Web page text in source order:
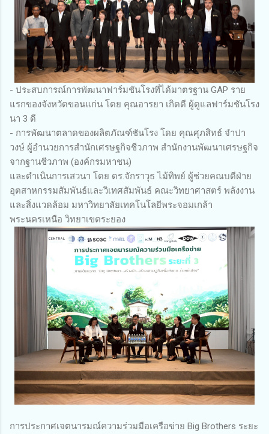
- ประสบการณ์การพัฒนาฟาร์มชันโรงที่ได้มาตรฐาน GAP ราย
แรกของจังหวัดขอนแก่น โดย คุณอารยา เกิดดี ผู้ดูแลฟาร์มชันโรง
นา 3 ดี
- การพัฒนาตลาดของผลิตภัณฑ์ชันโรง โดย คุณศุภสิทธ์ จำปา
วงษ์ ผู้อำนวยการสำนักเศรษฐกิจชีวภาพ สำนักงานพัฒนาเศรษฐกิจ
จากฐานชีวภาพ (องค์กรมหาชน)
และดำเนินการเสวนา โดย ดร.จักราวุธ ไม้ทิพย์ ผู้ช่วยคณบดีฝ่าย
อุตสาหกรรมสัมพันธ์และวิเทศสัมพันธ์ คณะวิทยาศาสตร์ พลังงาน
และสิ่งแวดล้อม มหาวิทยาลัยเทคโนโลยีพระจอมเกล้า
พระนครเหนือ วิทยาเขตระยอง
การประกาศเจตนารมณ์ความร่วมมือเครือข่าย Big Brothers ระยะ